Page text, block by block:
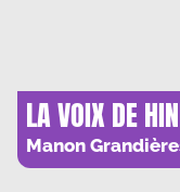
LA VOIX DE
TOURS DE
Manon